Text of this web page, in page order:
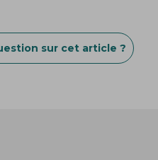
et 60% polyester
sur cet article ?